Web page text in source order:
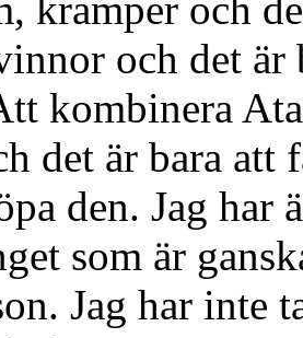
och det
kombinera
det är bara att
den. Jag
som är
Jag har inte